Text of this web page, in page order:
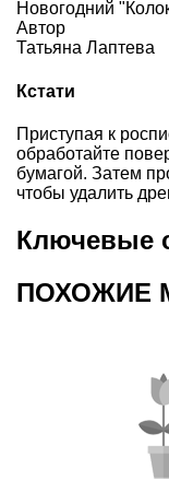
Новогодний
Автор
Татьяна Лаптева
Кстати
Приступая к
обработайте
бумагой. Затем
чтобы удалить
Ключевые
ПОХОЖИЕ